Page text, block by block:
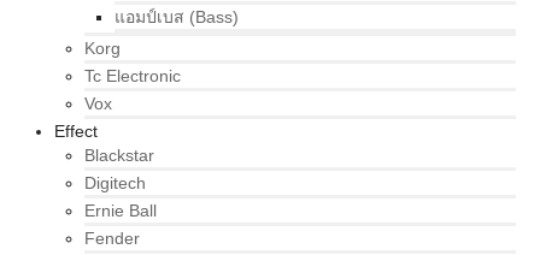
แอมป์เบส (Bass)
Korg
Tc Electronic
Vox
Effect
Blackstar
Digitech
Ernie Ball
Fender